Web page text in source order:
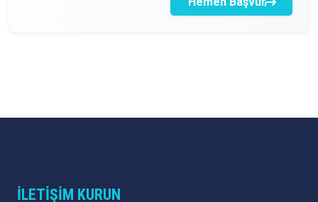
İLETIŞIM KURUN